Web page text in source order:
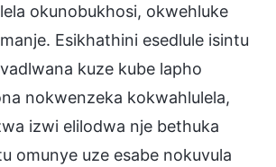
okunobukhosi, okwehluke
Esikhathini esedlule isintu
kuze kube lapho
nokwenzeka kokwahlulela,
izwi elilodwa nje bethuka
omunye uze esabe nokuvula